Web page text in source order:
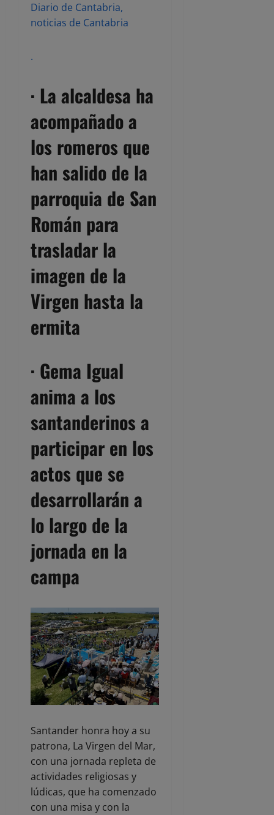
Diario de Cantabria,
noticias de Cantabria
.
· La alcaldesa ha
acompañado a
los romeros que
han salido de la
parroquia de San
Román para
trasladar la
imagen de la
Virgen hasta la
ermita
· Gema Igual
anima a los
santanderinos a
participar en los
actos que se
desarrollarán a
lo largo de la
jornada en la
campa
Santander honra hoy a su
patrona, La Virgen del Mar,
con una jornada repleta de
actividades religiosas y
lúdicas, que ha comenzado
con una misa y con la